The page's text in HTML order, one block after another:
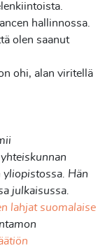
hallinnossa.
olen saanut
ohi, alan viritellä
Hän
julkaisussa.
lahjat suomalaise